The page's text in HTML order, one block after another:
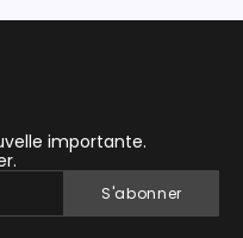
importante.
S'abonner